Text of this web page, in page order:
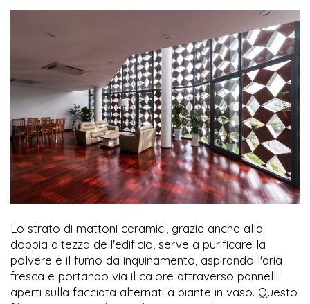
Lo strato di mattoni ceramici, grazie anche alla
doppia altezza dell'edificio, serve a purificare la
polvere e il fumo da inquinamento, aspirando l'aria
fresca e portando via il calore attraverso pannelli
aperti sulla facciata alternati a piante in vaso. Questo